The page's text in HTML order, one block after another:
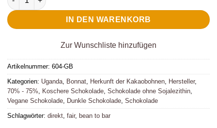
IN DEN WARENKORB
Zur Wunschliste hinzufügen
Artikelnummer: 604-GB
Kategorien: Uganda Bonnat Herkunft der Kakaobohnen Hersteller,
70% - 75%
Koschere Schokolade Schokolade ohne Sojalezithin
Vegane Schokolade Dunkle Schokolade Schokolade
Schlagwörter: direkt fair, bean to bar